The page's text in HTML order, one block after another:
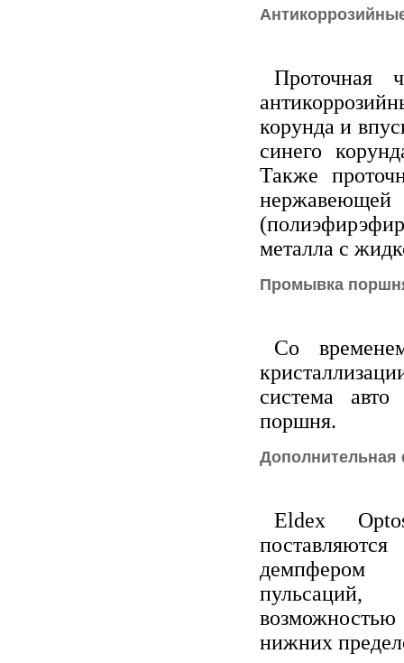
Проточная
корунда и
синего
Также
металла с
Промывка
Со
система авто
поршня.
Дополнительная
Eldex
демпфером
возможностью
нижних